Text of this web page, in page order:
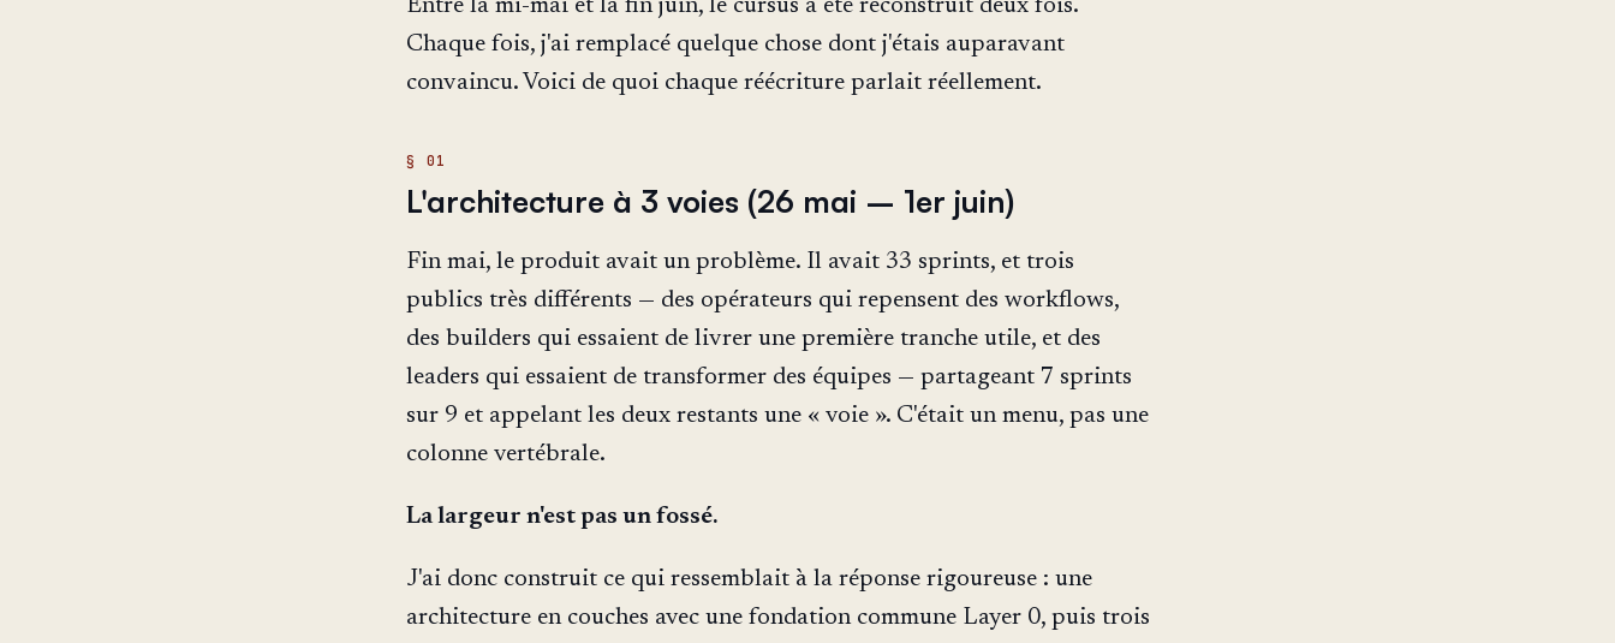
Entre la mi-mai et la fin juin, le cursus a été reconstruit deux fois.
Chaque fois, j'ai remplacé quelque chose dont j'étais auparavant
convaincu. Voici de quoi chaque réécriture parlait réellement.
L'architecture à 3 voies (26 mai – 1er juin)
Fin mai, le produit avait un problème. Il avait 33 sprints, et trois
publics très différents — des opérateurs qui repensent des workflows,
des builders qui essaient de livrer une première tranche utile, et des
leaders qui essaient de transformer des équipes — partageant 7 sprints
sur 9 et appelant les deux restants une « voie ». C'était un menu, pas une
colonne vertébrale.
La largeur n'est pas un fossé.
J'ai donc construit ce qui ressemblait à la réponse rigoureuse : une
architecture en couches avec une fondation commune Layer 0, puis trois